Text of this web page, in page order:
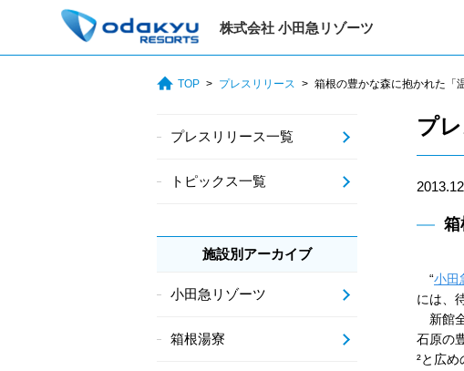
株式会社 小田急リゾーツ
TOP プレスリリース 箱根の豊かな森に抱かれた「
プ
箱
“小田
には、
新館
石原の
²と広
プレスリリース一覧
トピックス一覧
施設別アーカイブ
小田急リゾーツ
箱根湯寮